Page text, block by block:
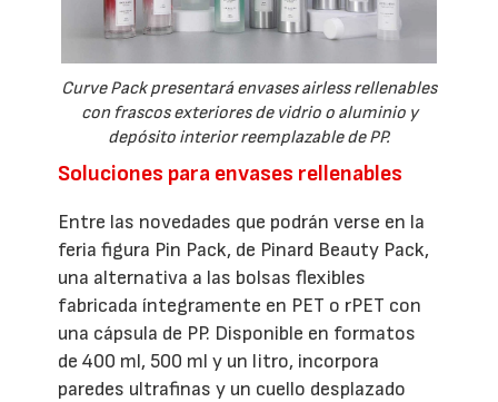
Curve Pack presentará envases airless rellenables
con frascos exteriores de vidrio o aluminio y
depósito interior reemplazable de PP.
Soluciones para envases rellenables
Entre las novedades que podrán verse en la
feria figura Pin Pack, de Pinard Beauty Pack,
una alternativa a las bolsas flexibles
fabricada íntegramente en PET o rPET con
una cápsula de PP. Disponible en formatos
de 400 ml, 500 ml y un litro, incorpora
paredes ultrafinas y un cuello desplazado